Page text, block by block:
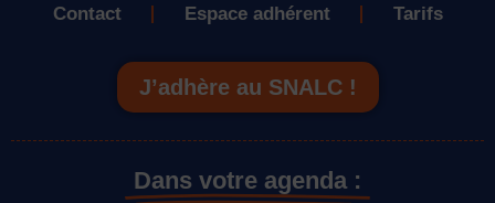
Contact Espace adhérent Tarifs
J’adhère au SNALC !
Dans votre agenda :